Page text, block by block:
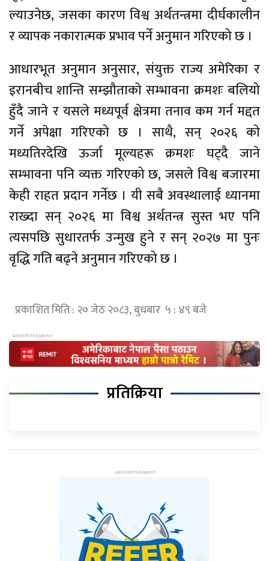
ल्याउनेछ, जसका कारण विश्व अर्थतन्त्रमा दीर्घकालीन
र व्यापक नकारात्मक प्रभाव पर्ने अनुमान गरिएको छ ।
आधारभूत अनुमान अनुसार, संयुक्त राज्य अमेरिका र
इरानबीच शान्ति सम्झौताको सम्भावना क्रमशः बलियो
हुँदै जाने र यसले मध्यपूर्व क्षेत्रमा तनाव कम गर्न मद्दत
गर्ने अपेक्षा गरिएको छ । साथै, सन् २०२६ को
मध्यतिरदेखि ऊर्जा मूल्यहरू क्रमशः घट्दै जाने
सम्भावना पनि व्यक्त गरिएको छ, जसले विश्व बजारमा
केही राहत प्रदान गर्नेछ । यी सबै अवस्थालाई ध्यानमा
राख्दा सन् २०२६ मा विश्व अर्थतन्त्र सुस्त भए पनि
त्यसपछि सुधारतर्फ उन्मुख हुने र सन् २०२७ मा पुनः
वृद्धि गति बढ्ने अनुमान गरिएको छ ।
प्रकाशित मिति : २० जेठ २०८३, बुधबार ५ : ४९ बजे
प्रतिक्रिया